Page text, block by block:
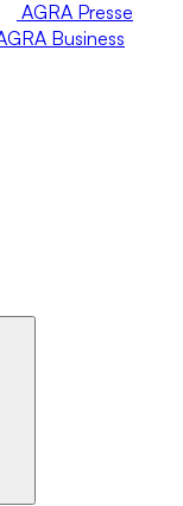
AGRA Presse
Business